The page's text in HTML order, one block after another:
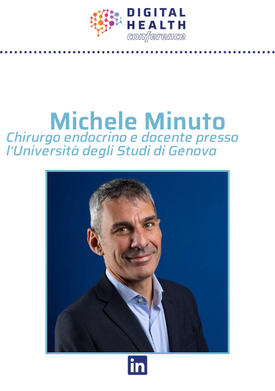
Michele Minuto
Chirurgo endocrino e docente presso
l'Università degli Studi di Genova